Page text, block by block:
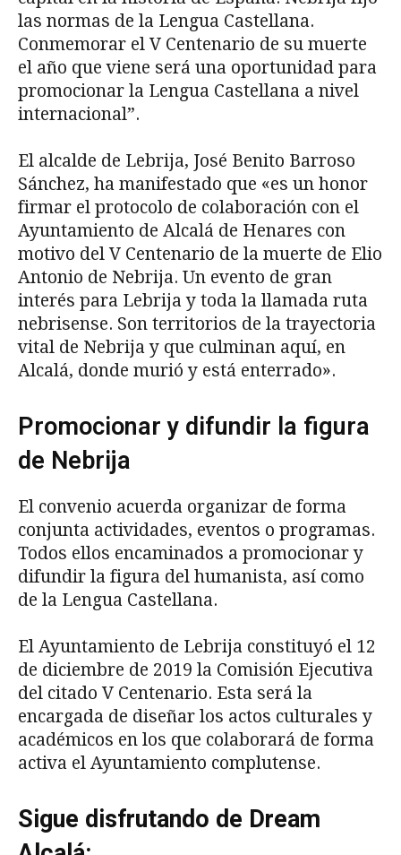
las normas de la Lengua Castellana.
Conmemorar el V Centenario de su muerte
el año que viene será una oportunidad para
promocionar la Lengua Castellana a nivel
internacional”.
El alcalde de Lebrija, José Benito Barroso
Sánchez, ha manifestado que «es un honor
firmar el protocolo de colaboración con el
Ayuntamiento de Alcalá de Henares con
motivo del V Centenario de la muerte de Elio
Antonio de Nebrija. Un evento de gran
interés para Lebrija y toda la llamada ruta
nebrisense. Son territorios de la trayectoria
vital de Nebrija y que culminan aquí, en
Alcalá, donde murió y está enterrado».
Promocionar y difundir la figura
de Nebrija
El convenio acuerda organizar de forma
conjunta actividades, eventos o programas.
Todos ellos encaminados a promocionar y
difundir la figura del humanista, así como
de la Lengua Castellana.
El Ayuntamiento de Lebrija constituyó el 12
de diciembre de 2019 la Comisión Ejecutiva
del citado V Centenario. Esta será la
encargada de diseñar los actos culturales y
académicos en los que colaborará de forma
activa el Ayuntamiento complutense.
Sigue disfrutando de Dream